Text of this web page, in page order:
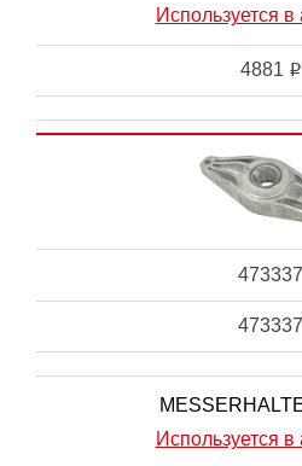
Используется в
4881 i
473337
473337
Используется в